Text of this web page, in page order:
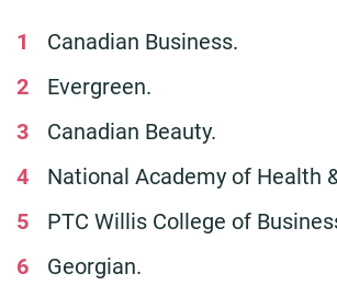
Canadian Business.
Evergreen.
Canadian Beauty.
National Academy of Health
PTC Willis College of
Georgian.